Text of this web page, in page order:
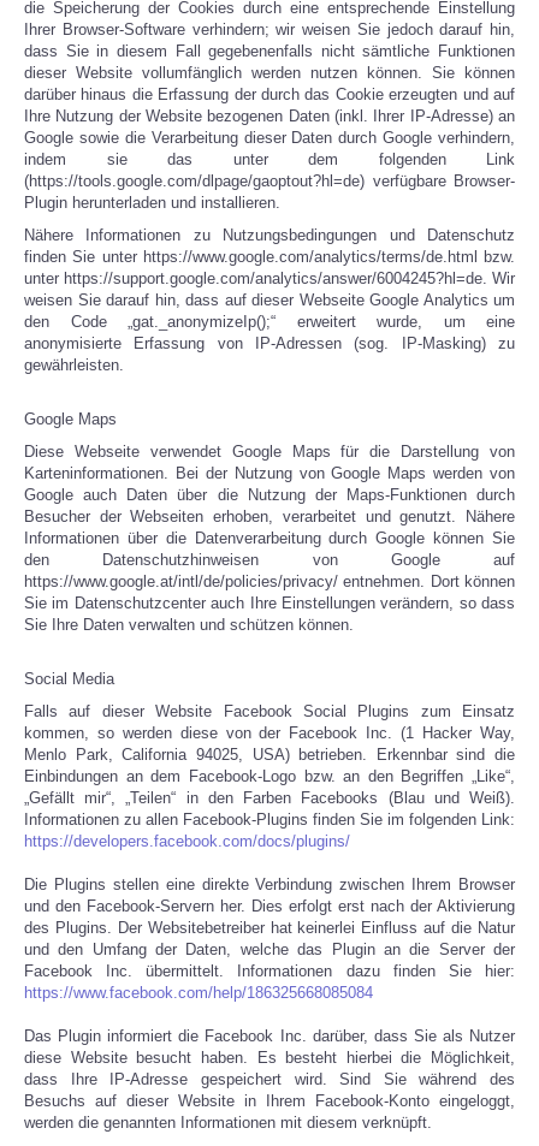
die Speicherung der Cookies durch eine entsprechende Einstellung
Ihrer Browser-Software verhindern; wir weisen Sie jedoch darauf hin,
dass Sie in diesem Fall gegebenenfalls nicht sämtliche Funktionen
dieser Website vollumfänglich werden nutzen können. Sie können
darüber hinaus die Erfassung der durch das Cookie erzeugten und auf
Ihre Nutzung der Website bezogenen Daten (inkl. Ihrer IP-Adresse) an
Google sowie die Verarbeitung dieser Daten durch Google verhindern,
indem sie das unter dem folgenden Link
(https://tools.google.com/dlpage/gaoptout?hl=de) verfügbare Browser-
Plugin herunterladen und installieren.
Nähere Informationen zu Nutzungsbedingungen und Datenschutz
finden Sie unter https://www.google.com/analytics/terms/de.html bzw.
unter https://support.google.com/analytics/answer/6004245?hl=de. Wir
weisen Sie darauf hin, dass auf dieser Webseite Google Analytics um
den Code „gat._anonymizeIp();“ erweitert wurde, um eine
anonymisierte Erfassung von IP-Adressen (sog. IP-Masking) zu
gewährleisten.
Google Maps
Diese Webseite verwendet Google Maps für die Darstellung von
Karteninformationen. Bei der Nutzung von Google Maps werden von
Google auch Daten über die Nutzung der Maps-Funktionen durch
Besucher der Webseiten erhoben, verarbeitet und genutzt. Nähere
Informationen über die Datenverarbeitung durch Google können Sie
den Datenschutzhinweisen von Google auf
https://www.google.at/intl/de/policies/privacy/ entnehmen. Dort können
Sie im Datenschutzcenter auch Ihre Einstellungen verändern, so dass
Sie Ihre Daten verwalten und schützen können.
Social Media
Falls auf dieser Website Facebook Social Plugins zum Einsatz
kommen, so werden diese von der Facebook Inc. (1 Hacker Way,
Menlo Park, California 94025, USA) betrieben. Erkennbar sind die
Einbindungen an dem Facebook-Logo bzw. an den Begriffen „Like“,
„Gefällt mir“, „Teilen“ in den Farben Facebooks (Blau und Weiß).
Informationen zu allen Facebook-Plugins finden Sie im folgenden Link:
https://developers.facebook.com/docs/plugins/
Die Plugins stellen eine direkte Verbindung zwischen Ihrem Browser
und den Facebook-Servern her. Dies erfolgt erst nach der Aktivierung
des Plugins. Der Websitebetreiber hat keinerlei Einfluss auf die Natur
und den Umfang der Daten, welche das Plugin an die Server der
Facebook Inc. übermittelt. Informationen dazu finden Sie hier:
https://www.facebook.com/help/186325668085084
Das Plugin informiert die Facebook Inc. darüber, dass Sie als Nutzer
diese Website besucht haben. Es besteht hierbei die Möglichkeit,
dass Ihre IP-Adresse gespeichert wird. Sind Sie während des
Besuchs auf dieser Website in Ihrem Facebook-Konto eingeloggt,
werden die genannten Informationen mit diesem verknüpft.